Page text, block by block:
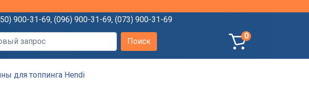
900-31-69, (096) 900-31-69, (073) 900-31-69
0
для топпинга Hendi